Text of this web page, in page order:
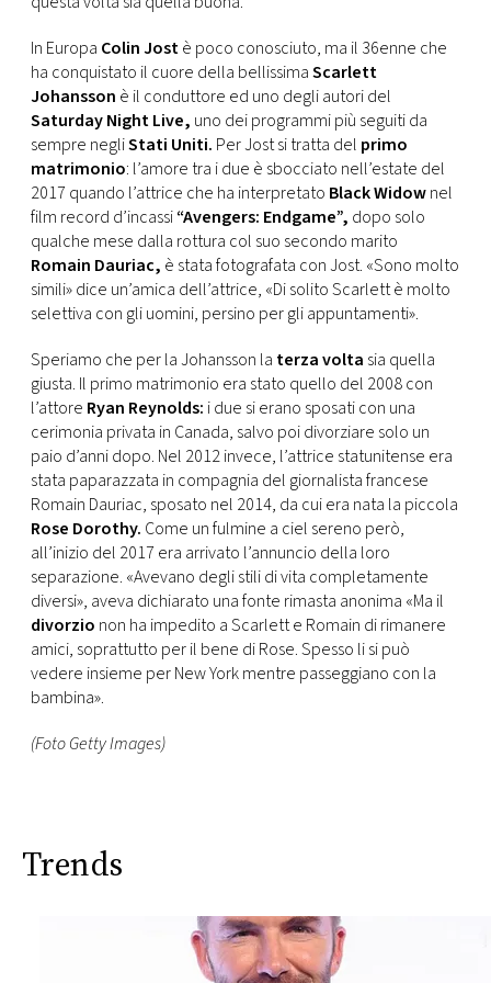
CONSIGLIA
In Europa Colin Jostè poco conosciuto, ma il 36enne che
ha conquistato il cuore della bellissimaScarlett
Johansson è il conduttore ed uno degli autori del
Saturday Night Live, uno dei programmi più seguiti da
sempre negliStati Uniti. Per Jost si tratta del primo
matrimonio: l’amore tra i due è sbocciato nell’estate del
2017 quando l’attrice che ha interpretato Black Widownel
film record d’incassi“Avengers: Endgame”, dopo solo
qualche mese dalla rottura col suo secondo marito
Romain Dauriac, è stata fotografata con Jost. «Sono molto
simili» dice un’amica dell’attrice, «Di solito Scarlett è molto
selettiva con gli uomini, persino per gli appuntamenti».
Speriamo che per la Johansson la terza volta sia quella
giusta. Il primo matrimonio era stato quello del 2008 con
l’attore Ryan Reynolds: i due si erano sposati con una
cerimonia privata in Canada, salvo poi divorziare solo un
paio d’anni dopo. Nel 2012 invece, l’attrice statunitense era
stata paparazzata in compagnia del giornalista francese
Romain Dauriac, sposato nel 2014, da cui era nata la piccola
Rose Dorothy. Come un fulmine a ciel sereno però,
all’inizio del 2017 era arrivato l’annuncio della loro
separazione. «Avevano degli stili di vita completamente
diversi», aveva dichiarato una fonte rimasta anonima «Ma il
divorzio non ha impedito a Scarlett e Romain di rimanere
amici, soprattutto per il bene di Rose. Spesso li si può
vedere insieme per New York mentre passeggiano con la
bambina».
(Foto Getty Images)
Trends